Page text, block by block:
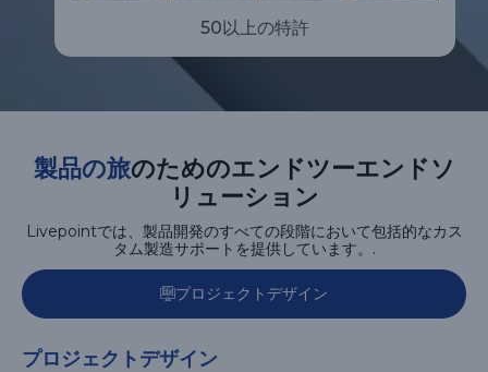
50以上の特許
製品の旅のためのエンドツーエンドソ
リューション
Livepointでは、製品開発のすべての段階において包括的なカス
タム製造サポートを提供しています。.
プロジェクトデザイン
プロジェクトデザイン